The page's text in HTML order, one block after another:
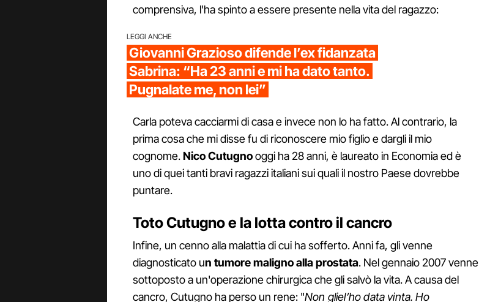
comprensiva, l'ha spinto a essere presente nella vita del ragazzo:
LEGGI ANCHE
Giovanni Grazioso difende l’ex fidanzata
Sabrina: “Ha 23 anni e mi ha dato tanto.
Pugnalate me, non lei”
Carla poteva cacciarmi di casa e invece non lo ha fatto. Al contrario, la
prima cosa che mi disse fu di riconoscere mio figlio e dargli il mio
cognome.Nico Cutugnooggi ha 28 anni, è laureato in Economia ed è
uno di quei tanti bravi ragazzi italiani sui quali il nostro Paese dovrebbe
puntare.
Toto Cutugno e la lotta contro il cancro
Infine, un cenno alla malattia di cui ha sofferto. Anni fa, gli venne
diagnosticato un tumore maligno alla prostata. Nel gennaio 2007 venne
sottoposto a un'operazione chirurgica che gli salvò la vita. A causa del
cancro, Cutugno ha perso un rene: "Non gliel’ho data vinta. Ho